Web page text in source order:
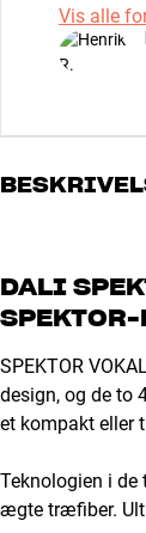
Vis alle
DALI
SPEKTOR
design, og de to
et kompakt eller
Teknologien i de
ægte træfiber.